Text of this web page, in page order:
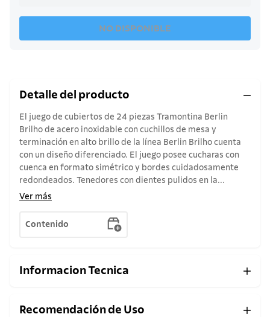
NO DISPONIBLE
Detalle del producto
El juego de cubiertos de 24 piezas Tramontina Berlin
Brilho de acero inoxidable con cuchillos de mesa y
terminación en alto brillo de la línea Berlin Brilho cuenta
con un diseño diferenciado. El juego posee cucharas con
cuenca en formato simétrico y bordes cuidadosamente
redondeados. Tenedores con dientes pulidos en la...
Ver más
Contenido
Informacion Tecnica
Recomendación de Uso